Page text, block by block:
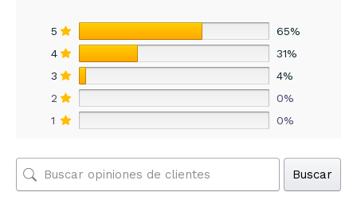
5
65%
4
31%
3
4%
2
0%
1
0%
Buscar